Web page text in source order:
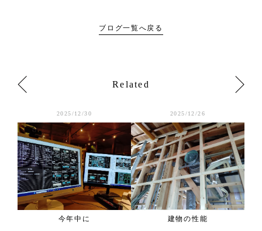
ブログ一覧へ戻る
Related
2025/12/30
今年中に
2025/12/26
建物の性能